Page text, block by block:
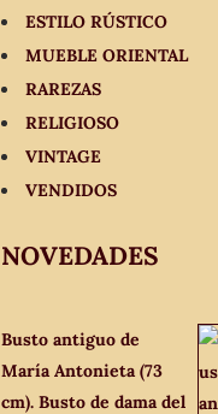
ESTILO RÚSTICO
MUEBLE ORIENTAL
RAREZAS
RELIGIOSO
VINTAGE
VENDIDOS
NOVEDADES
Busto antiguo de
María Antonieta (73
cm). Busto de dama del